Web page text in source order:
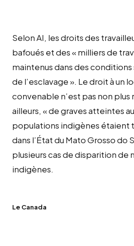
Selon AI, les droits des
bafoués et des « milliers de
maintenus dans des conditions
de l’esclavage ». Le droit à un
convenable n’est pas non plus
ailleurs, « de graves atteintes
populations indigènes étaient
dans l’État du Mato Grosso do
plusieurs cas de disparition de
indigènes.
Le Canada